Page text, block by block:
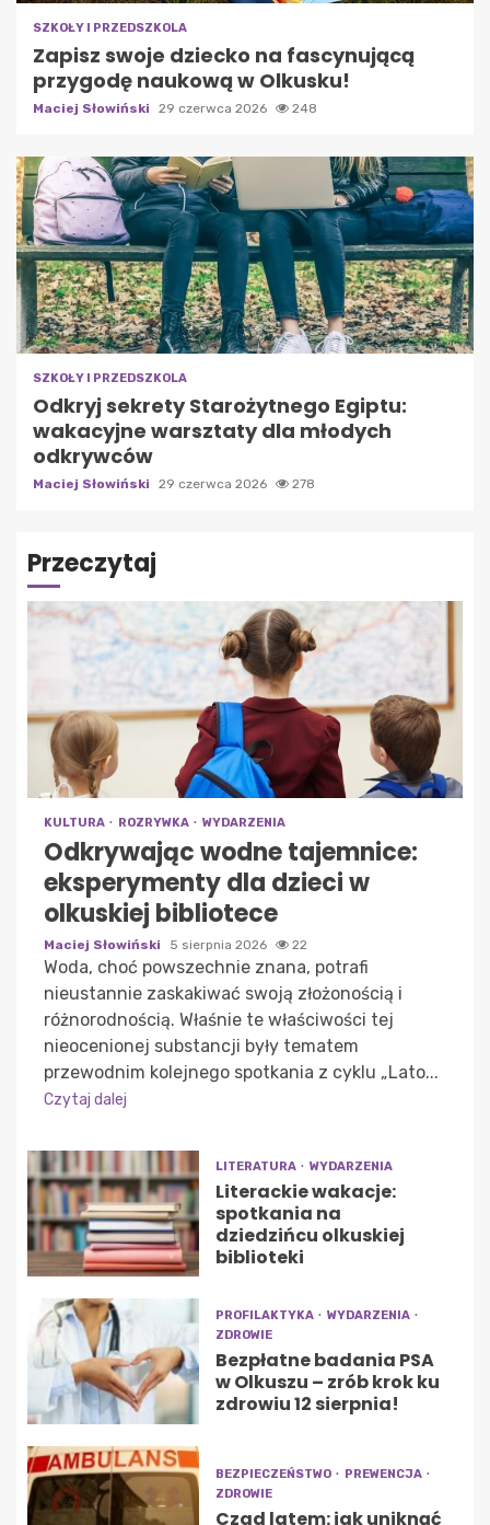
SZKOŁY I PRZEDSZKOLA
Zapisz swoje dziecko na fascynującą
przygodę naukową w Olkusku!
Maciej Słowiński 29 czerwca 2026 248
SZKOŁY I PRZEDSZKOLA
Odkryj sekrety Starożytnego Egiptu:
wakacyjne warsztaty dla młodych
odkrywców
Maciej Słowiński 29 czerwca 2026 278
Przeczytaj
KULTURA ROZRYWKA WYDARZENIA
Odkrywając wodne tajemnice:
eksperymenty dla dzieci w
olkuskiej bibliotece
Maciej Słowiński 5 sierpnia 2026 22
Woda, choć powszechnie znana, potrafi
nieustannie zaskakiwać swoją złożonością i
różnorodnością. Właśnie te właściwości tej
nieocenionej substancji były tematem
przewodnim kolejnego spotkania z cyklu „Lato...
Czytaj dalej
LITERATURA WYDARZENIA
Literackie wakacje:
spotkania na
dziedzińcu olkuskiej
biblioteki
PROFILAKTYKA
WYDARZENIA
ZDROWIE
Bezpłatne badania PSA
w Olkuszu – zrób krok ku
zdrowiu 12 sierpnia!
BEZPIECZEŃSTWO
PREWENCJA
ZDROWIE
Czad latem: jak uniknąć